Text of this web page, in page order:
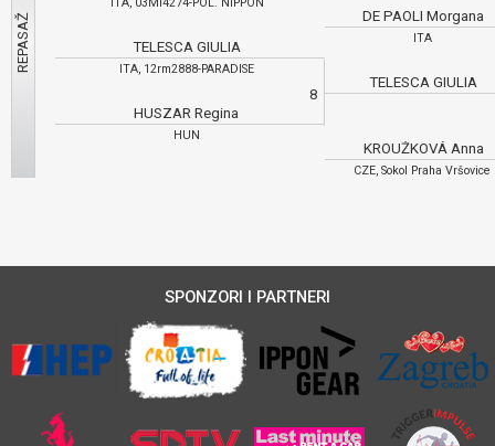
TELESCA GIULIA
ITA, 12rm2888-PARADISE
HUSZAR Regina
HUN
DE PAOLI Morgana
ITA
8
TELESCA GIULIA
KROUŽKOVÁ Anna
CZE, Sokol Praha Vršovice
SPONZORI I PARTNERI